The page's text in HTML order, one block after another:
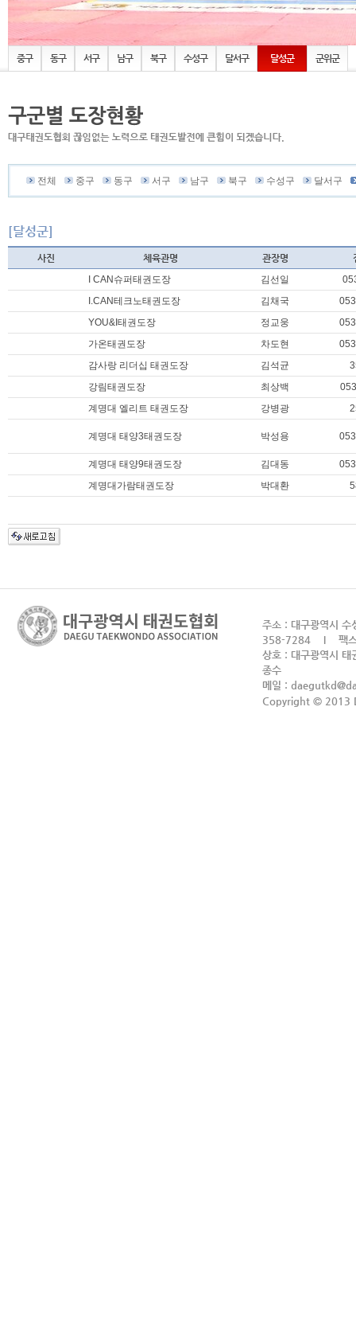
중구 동구 서구 남구 북구 수성구 달서구 달성군 군위군
전체 중구 동구 서구 남구 북구 수성구 달서구
[달성군]
사진 체육관명 관장명
I CAN슈퍼태권도장
김선일
I.CAN테크노태권도장
김채국
YOU&I태권도장
정교웅
가온태권도장
차도현
감사랑 리더십 태권도장
김석균
강림태권도장
최상백
계명대 엘리트 태권도장
강병광
계명대 태양3태권도장 박성용
계명대 태양9태권도장 김대동
계명대가람태권도장
박대환
주소 : 대구광역시
358-7284 I 팩스
상호 : 대구광역시
종수
메일 :
Copyright © 2013